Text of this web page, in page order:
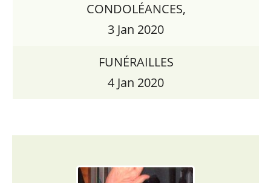
CONDOLÉANCES,
3 Jan 2020
FUNÉRAILLES
4 Jan 2020